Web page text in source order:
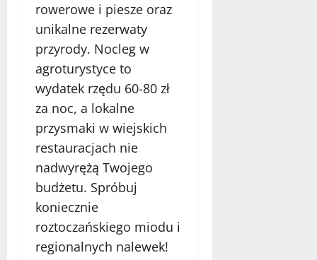
rowerowe i piesze oraz
unikalne rezerwaty
przyrody. Nocleg w
agroturystyce to
wydatek rzędu 60-80 zł
za noc, a lokalne
przysmaki w wiejskich
restauracjach nie
nadwyrężą Twojego
budżetu. Spróbuj
koniecznie
roztoczańskiego miodu i
regionalnych nalewek!